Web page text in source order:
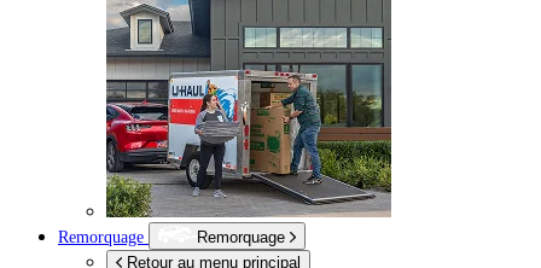
Remorquage
Remorquage
Retour au menu principal